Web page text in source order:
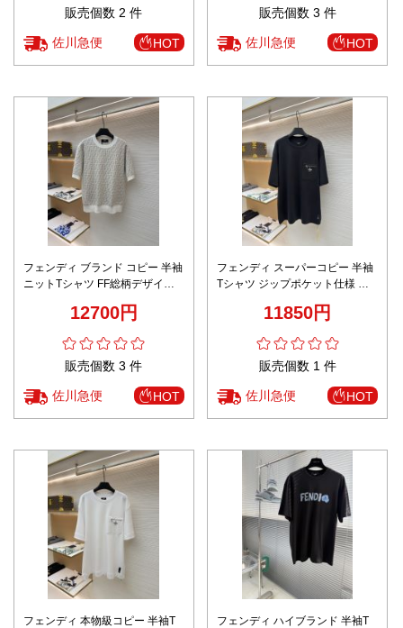
販売個数 2 件
佐川急便 HOT
販売個数 3 件
佐川急便 HOT
フェンディ ブランド コピー 半袖
ニットTシャツ FF総柄デザイン
12700円
販売個数 3 件
佐川急便 HOT
フェンディ スーパーコピー 半袖
Tシャツ ジップポケット仕様 ミ
11850円
販売個数 1 件
佐川急便 HOT
フェンディ 本物級コピー 半袖T
フェンディ ハイブランド 半袖T